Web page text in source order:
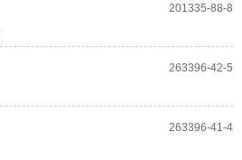
201335-88-8
263396-42-5
263396-41-4